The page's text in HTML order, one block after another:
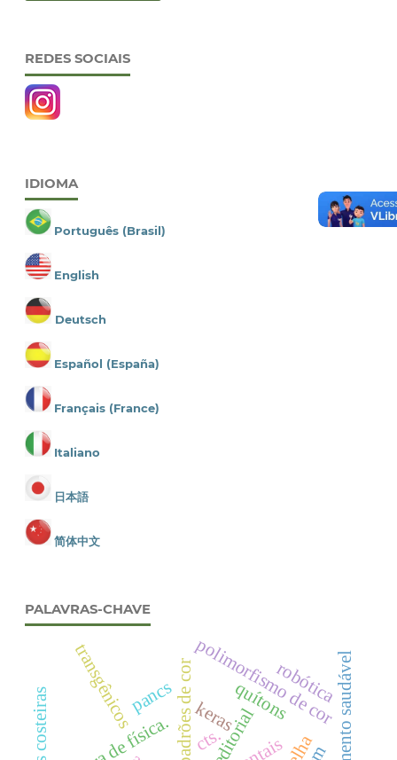
REDES SOCIAIS
IDIOMA
Português (Brasil)
English
Deutsch
Español (España)
Français (France)
Italiano
日本語
简体中文
PALAVRAS-CHAVE
editorial
padrões de corpolimorfismo de cor
quítonsrobótica
keras
transgênicos
cts.
pancs